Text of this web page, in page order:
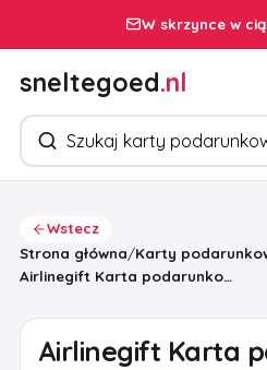
W skrzynce w
sneltegoed.nl
Szukaj produktów
Wstecz
Strona główna/Karty
Airlinegift Karta podarunkowa
Airlinegift Karta